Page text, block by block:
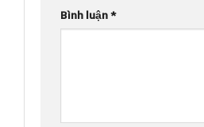
Bình luận*